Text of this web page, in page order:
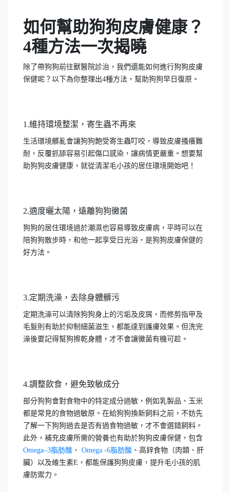
如何幫助狗狗皮膚健康？
4種方法一次揭曉
除了帶狗狗前往獸醫院診治，我們還能如何進行狗狗皮膚
保健呢？以下為你整理出4種方法，幫助狗狗早日復原。
1.維持環境整潔，寄生蟲不再來
生活環境髒亂會讓狗狗飽受寄生蟲叮咬，導致皮膚搔癢難
耐，反覆抓舔容易引起傷口感染，讓病情更嚴重。想要幫
助狗狗皮膚健康，就從清潔毛小孩的居住環境開始吧！
2.適度曬太陽，遠離狗狗黴菌
狗狗的居住環境過於潮濕也容易導致皮膚病，平時可以在
陪狗狗散步時，和他一起享受日光浴，是狗狗皮膚保健的
好方法。
3.定期洗澡，去除身體髒污
定期洗澡可以清除狗狗身上的污垢及皮屑，而修剪指甲及
毛髮則有助於抑制細菌滋生，都能達到護膚效果。但洗完
澡後要記得幫狗擦乾身體，才不會讓黴菌有機可趁。
4.調整飲食，避免致敏成分
部分狗狗會對食物中的特定成分過敏，例如乳製品、玉米
都是常見的食物過敏原。在給狗狗換新飼料之前，不妨先
了解一下狗狗過去是否有過食物過敏，才不會選錯飼料。
此外，補充皮膚所需的營養也有助於狗狗皮膚保健，包含
Omega–3脂肪酸 、 Omega -6脂肪酸 、高鋅食物（肉類、肝
臟）以及維生素E，都能保護狗狗皮膚，提升毛小孩的肌
膚防禦力。